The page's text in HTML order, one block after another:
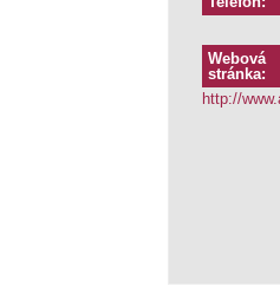
Webová
stránka:
http://